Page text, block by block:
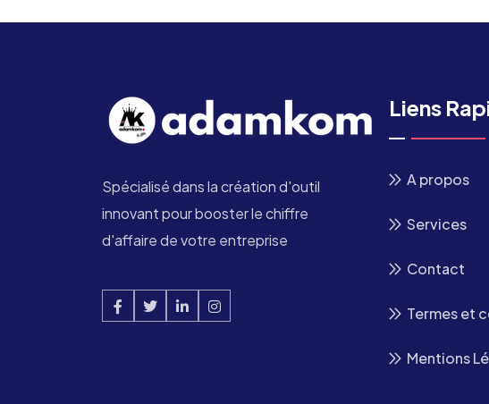
Spécialisé dans la création d'outil
innovant pour booster le chiffre
d'affaire de votre entreprise
Liens
A propos
Services
Contact
Termes et
Mentions